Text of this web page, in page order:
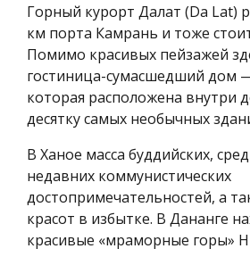
Горный курорт Далат (Da Lat)
км порта Камрань и тоже
Помимо красивых пейзажей
гостиница-сумасшедший дом
которая расположена внутри
десятку самых необычных
В Ханое масса буддийских,
недавних коммунистических
достопримечательностей, а
красот в избытке. В Дананге
красивые «мраморные горы»